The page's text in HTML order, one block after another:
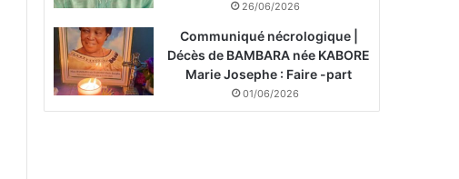
26/06/2026
Communiqué nécrologique |
Décès de BAMBARA née KABORE
Marie Josephe : Faire -part
01/06/2026